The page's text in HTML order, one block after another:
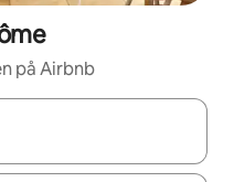
på Airbnb
du navigera med upp- och